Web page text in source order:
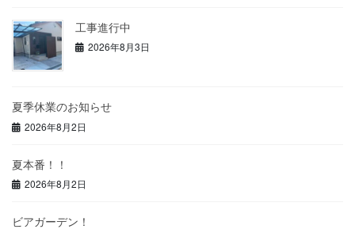
工事進行中
2026年8月3日
夏季休業のお知らせ
2026年8月2日
夏本番！！
2026年8月2日
ビアガーデン！